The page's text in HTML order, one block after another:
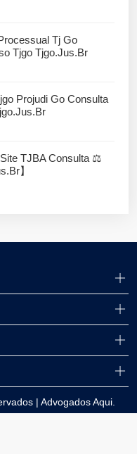
Tj Go
Tjgo Tjgo.jus.br
Projudi Go Consulta
TJBA Consulta ⚖️
】
| Advogados Aqui.